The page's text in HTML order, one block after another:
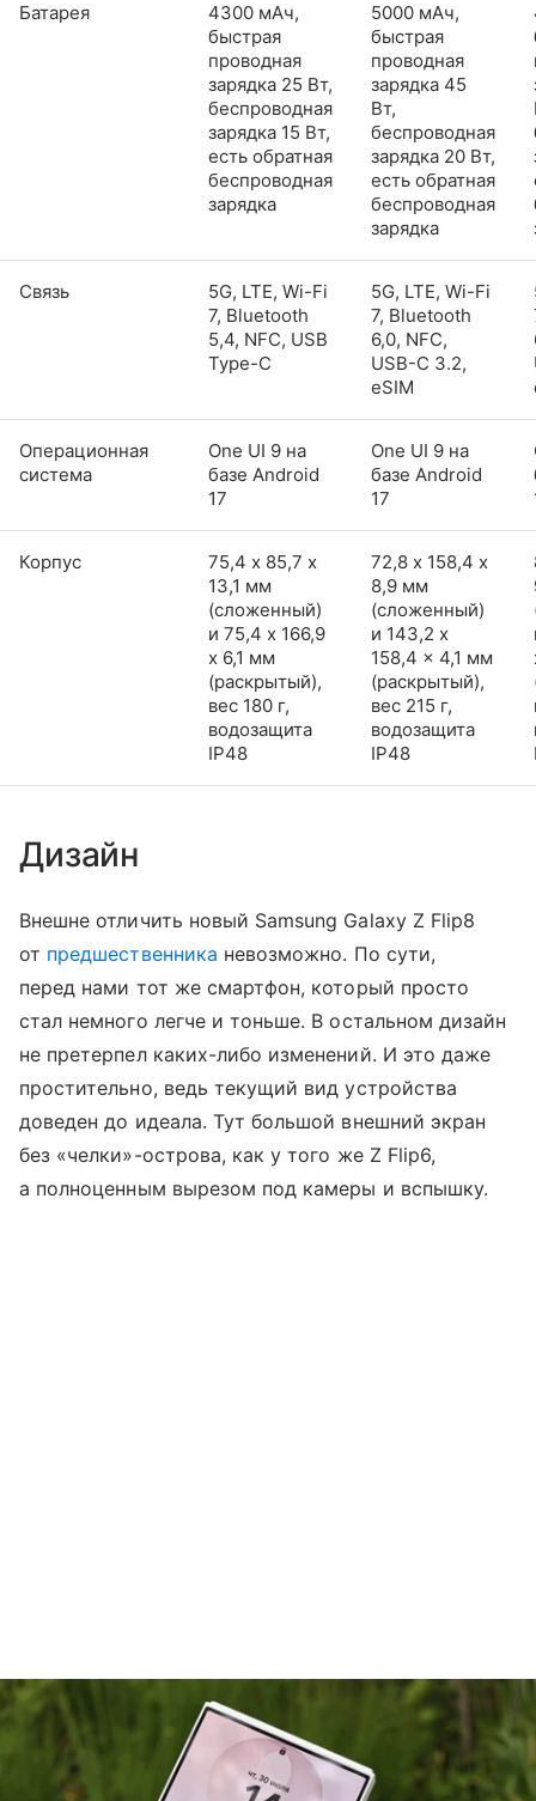
Батарея
4300 мАч,
быстрая
проводная
зарядка 25 Вт,
беспроводная
зарядка 15 Вт,
есть обратная
беспроводная
зарядка
5000 мАч,
быстрая
проводная
зарядка 45
Вт,
беспроводная
зарядка 20 Вт,
есть обратная
беспроводная
зарядка
Связь
5G, LTE, Wi-Fi
7, Bluetooth
5,4, NFC, USB
Type-C
5G, LTE, Wi-Fi
7, Bluetooth
6,0, NFC,
USB-C 3.2,
eSIM
Операционная
система
One UI 9 на
базе Android
17
One UI 9 на
базе Android
17
Корпус
75,4 х 85,7 х
13,1 мм
(сложенный)
и 75,4 x 166,9
x 6,1 мм
(раскрытый),
вес 180 г,
водозащита
IP48
72,8 х 158,4 х
8,9 мм
(сложенный)
и 143,2 x
158,4 x 4,1 мм
(раскрытый),
вес 215 г,
водозащита
IP48
Дизайн
Внешне отличить новый Samsung Galaxy Z Flip8
от предшественника невозможно. По сути,
перед нами тот же смартфон, который просто
стал немного легче и тоньше. В остальном дизайн
не претерпел каких-либо изменений. И это даже
простительно, ведь текущий вид устройства
доведен до идеала. Тут большой внешний экран
без «челки»-острова, как у того же Z Flip6,
а полноценным вырезом под камеры и вспышку.